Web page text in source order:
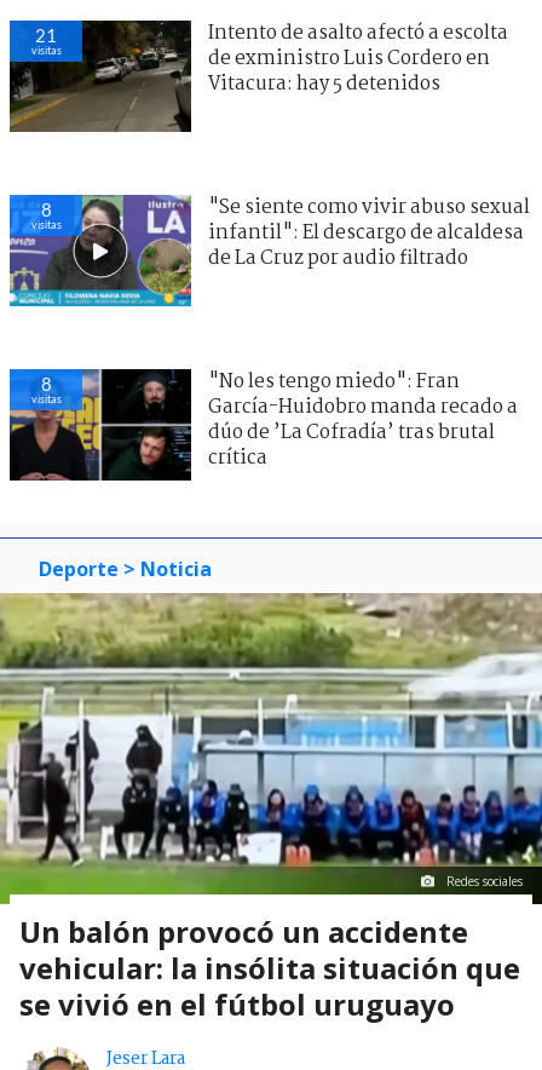
21
visitas
Intento de asalto afectó a escolta
de exministro Luis Cordero en
Vitacura: hay 5 detenidos
8
visitas
"Se siente como vivir abuso sexual
infantil": El descargo de alcaldesa
de La Cruz por audio filtrado
8
visitas
"No les tengo miedo": Fran
García-Huidobro manda recado a
dúo de ’La Cofradía’ tras brutal
crítica
Deporte > Noticia
Redes sociales
Un balón provocó un accidente
vehicular: la insólita situación que
se vivió en el fútbol uruguayo
Jeser Lara